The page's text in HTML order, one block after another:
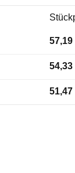
57,19
54,33
51,47